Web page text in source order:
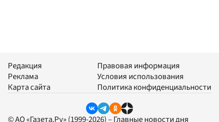
Редакция
Реклама
Карта сайта
Правовая информация
Условия использования
Политика конфиденциальности
© АО «Газета.Ру» (1999-2026) – Главные новости дня